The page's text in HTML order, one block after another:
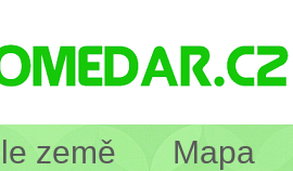
země Mapa